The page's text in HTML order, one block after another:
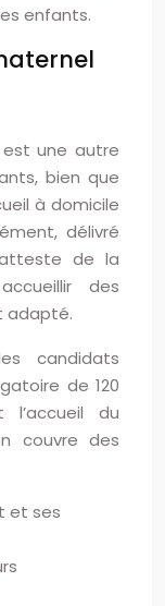
enfants.
est une autre
bien que
à domicile
délivré
de la
des
adapté.
candidats
de 120
du
couvre des
et ses